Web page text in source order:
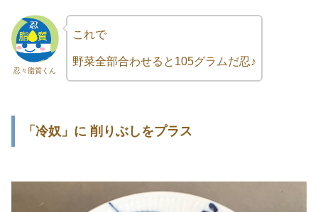
忍々脂質くん
これで
野菜全部合わせると105グラムだ忍♪
「冷奴」に 削りぶしをプラス